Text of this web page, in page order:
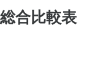
総合比較表